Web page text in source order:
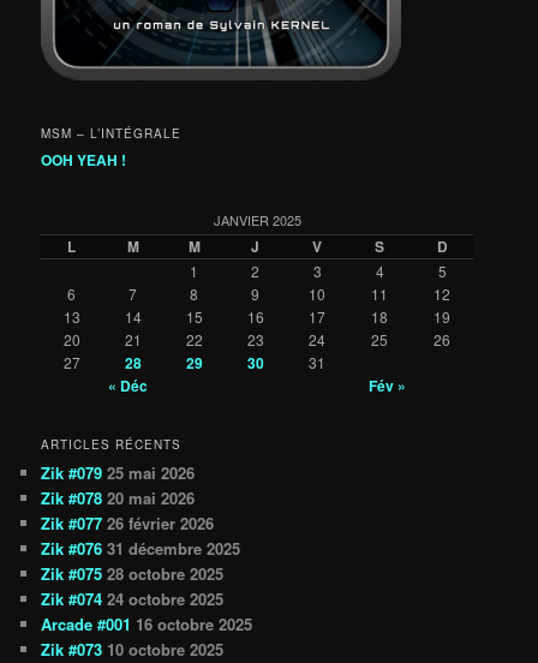
MSM – L’INTÉGRALE
OOH YEAH !
JANVIER 2025
L M M J V S D
1 2 3 4
5
6
7 8 9 10 11
12
13
14 15 16 17 18
19
20
21 22 23 24 25
26
27
28 29 30 31
« Déc Fév »
ARTICLES RÉCENTS
Zik #079 25 mai 2026
Zik #078 20 mai 2026
Zik #077 26 février 2026
Zik #076 31 décembre 2025
Zik #075 28 octobre 2025
Zik #074 24 octobre 2025
Arcade #001 16 octobre 2025
Zik #073 10 octobre 2025